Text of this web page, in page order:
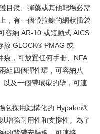
中国信託商業銀行
ださい。
はご指定の住所に配送されま
のSMSが届きます。アプリ会員
きます。
品を確かめてから、SMSまた
たはATM/オンラインバンキン
無料
目鏡、彈藥或其他靶場必需
，有一個帶拉鍊的網狀插袋
容納 AR-10 或短動式 AICS
放 GLOCK® PMAG 或
，可放置任何手冊、NFA
組四個彈性環，可容納八
以及一個帶環襯的壁，可連
包採用結構化的 Hypalon®
增強耐用性和支撐性。為了